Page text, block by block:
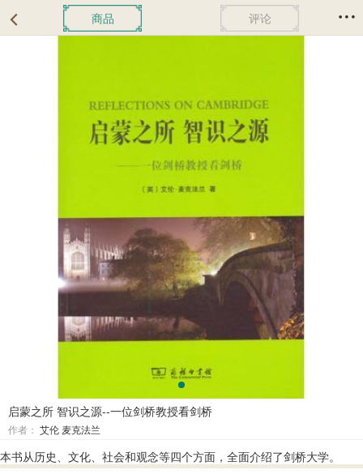
商品 评论
启蒙之所 智识之源--一位剑桥教授看剑桥
作者： 艾伦 麦克法兰
本书从历史、文化、社会和观念等四个方面，全面介绍了剑桥大学。